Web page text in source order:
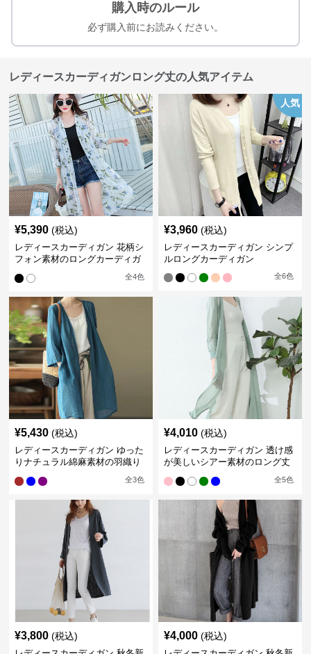
購入時のルール
必ず購入前にお読みください。
レディースカーディガンロング丈の人気アイテム
¥5,390 (税込)
レディースカーディガン 花柄シ
フォン素材のロングカーディガ
全4色
人気
¥3,960 (税込)
レディースカーディガン シンプ
ルロングカーディガン
全6色
¥5,430 (税込)
レディースカーディガン ゆった
りナチュラル綿麻素材の羽織り
全3色
¥4,010 (税込)
レディースカーディガン 透け感
が美しいシアー素材のロング丈
全5色
¥3,800 (税込) ¥4,000 (税込)